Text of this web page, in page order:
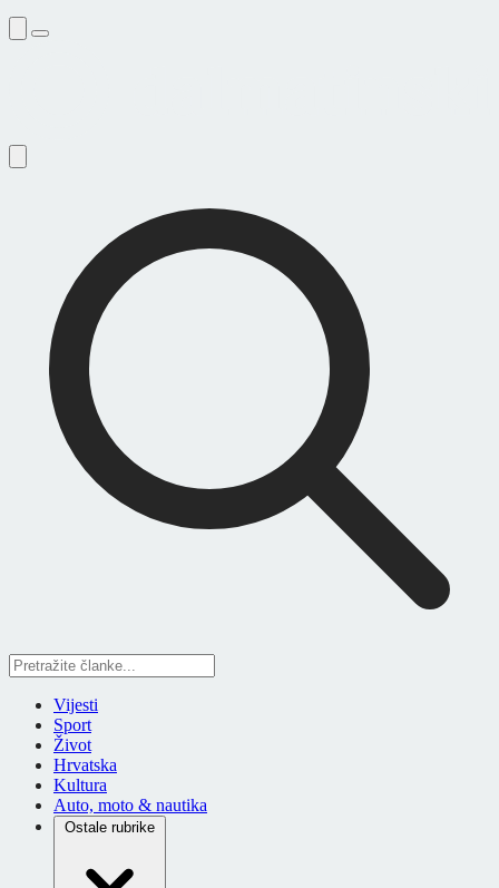
Vijesti
Sport
Život
Hrvatska
Kultura
Auto, moto & nautika
Ostale rubrike